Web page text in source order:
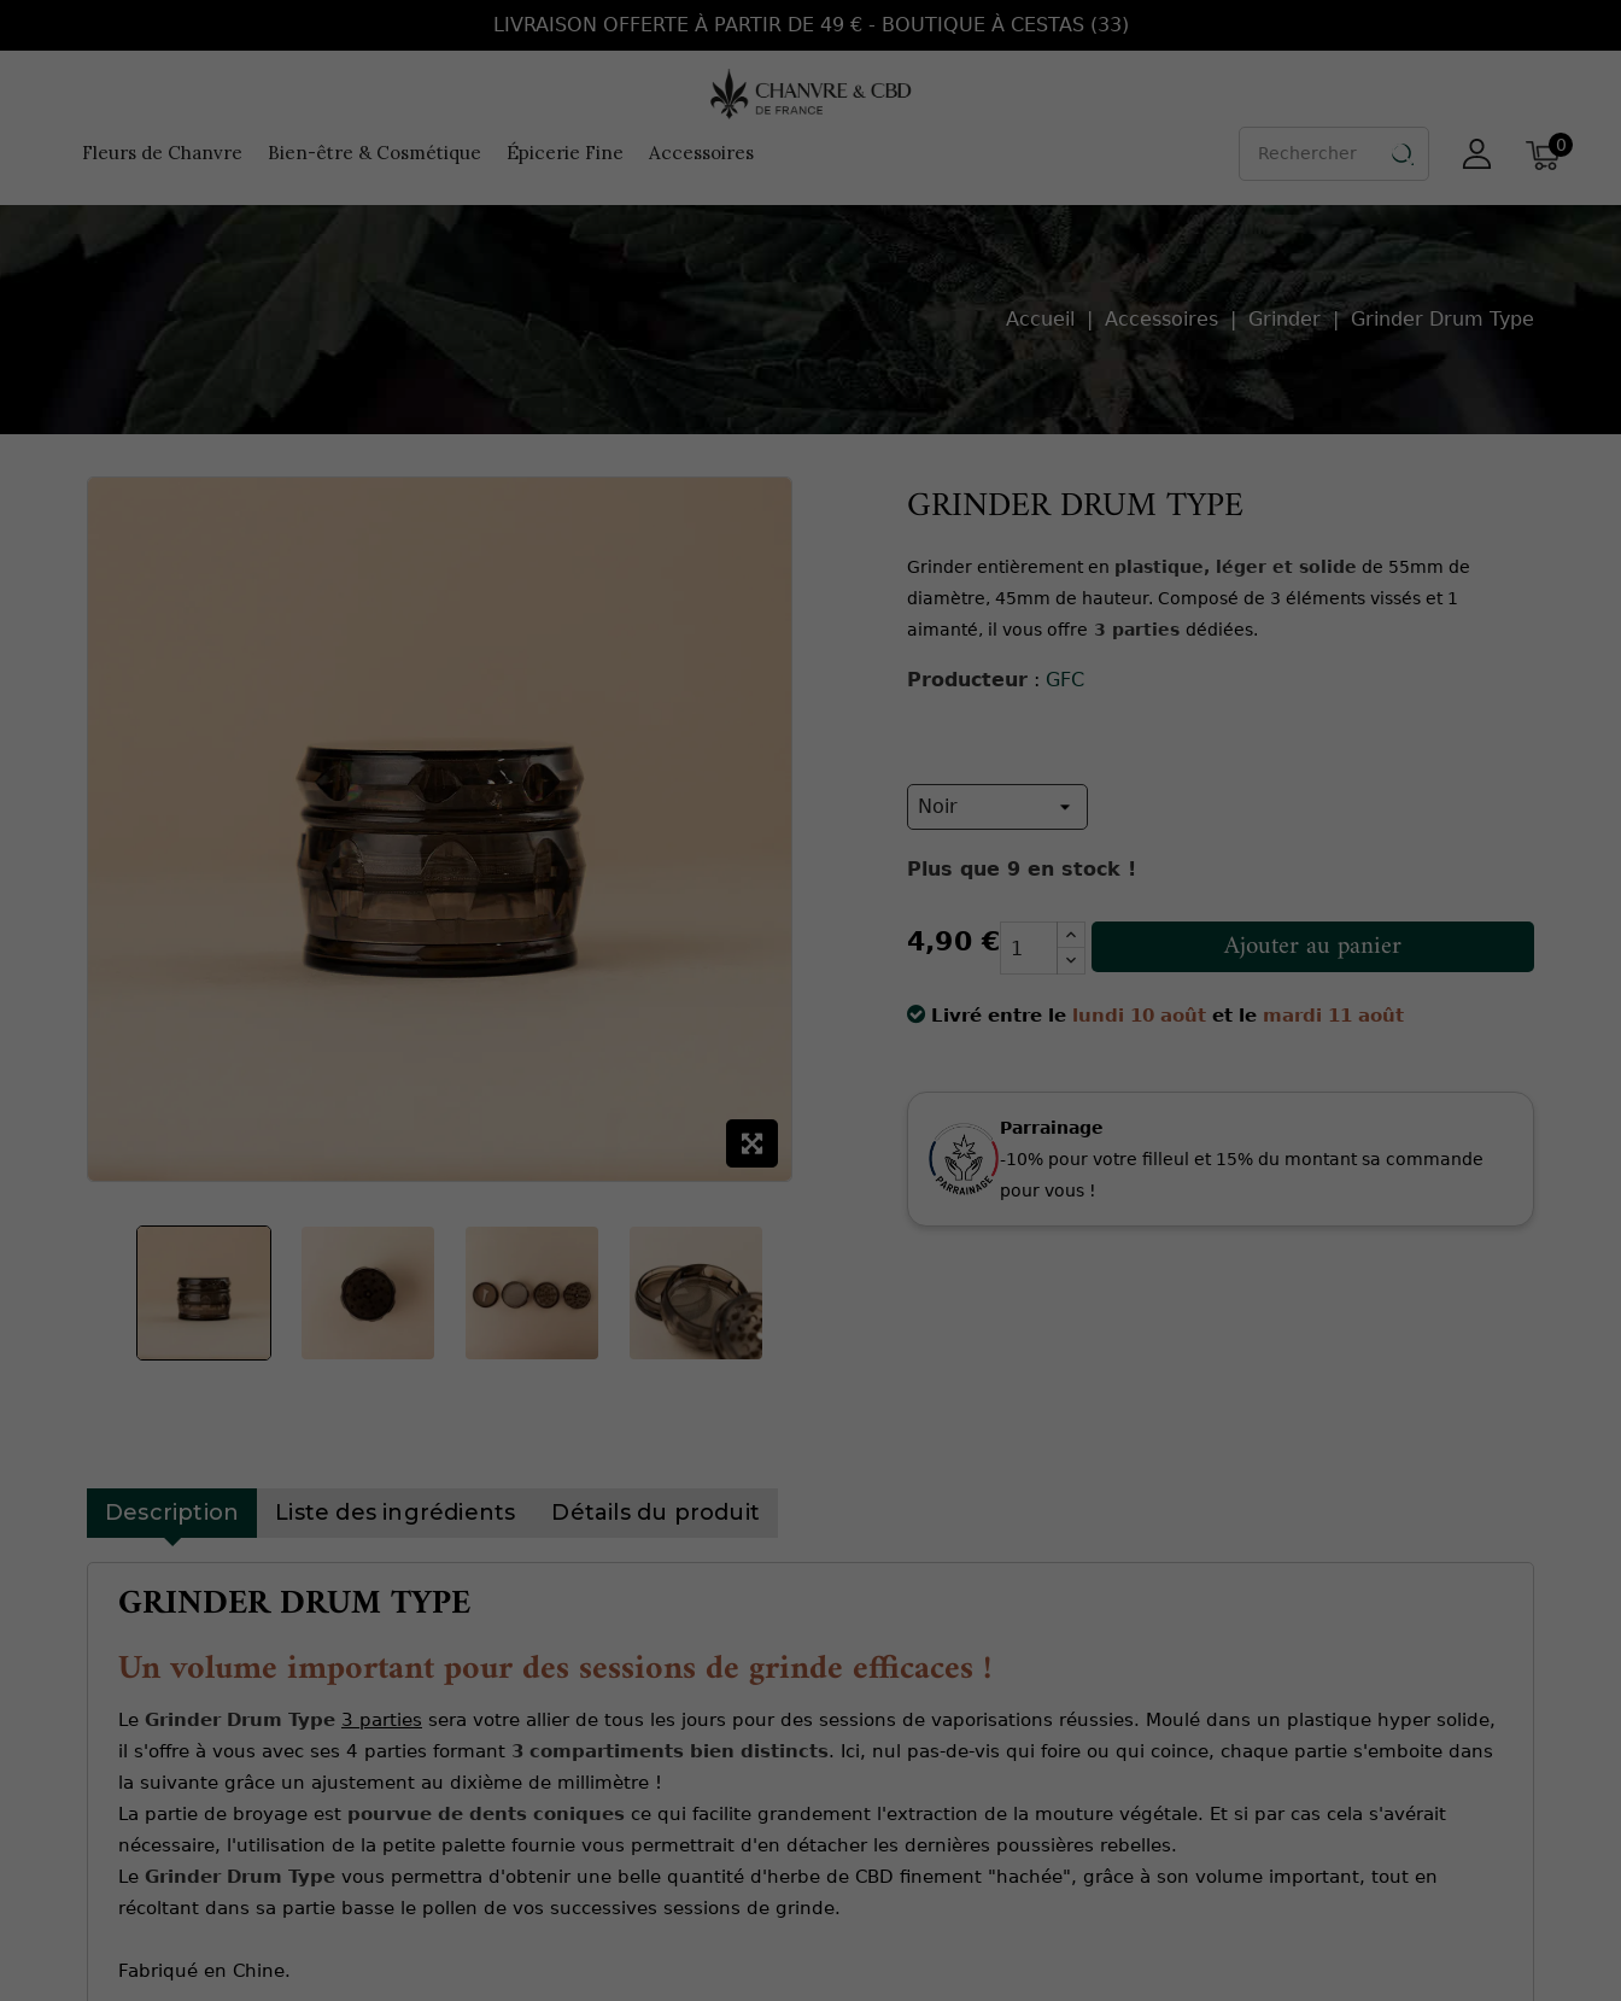
LIVRAISON OFFERTE À PARTIR DE 49 € - BOUTIQUE À CESTAS (33)
Fleurs de Chanvre Bien-être & Cosmétique Épicerie Fine Accessoires  0
Accueil Accessoires Grinder Grinder Drum Type
GRINDER DRUM TYPE
Grinder entièrement en plastique, léger et solide de 55mm de
diamètre, 45mm de hauteur. Composé de 3 éléments vissés et 1
aimanté, il vous offre 3 parties dédiées.
Producteur : GFC
Plus que 9 en stock !
4,90 € Ajouter au panier
Livré entre le lundi 10 août et le mardi 11 août
Parrainage
-10% pour votre filleul et 15% du montant sa commande
pour vous !
Description Liste des ingrédients Détails du produit
GRINDER DRUM TYPE
Un volume important pour des sessions de grinde efficaces !
Le Grinder Drum Type 3 parties sera votre allier de tous les jours pour des sessions de vaporisations réussies. Moulé dans un plastique hyper solide,
il s'offre à vous avec ses 4 parties formant 3 compartiments bien distincts. Ici, nul pas-de-vis qui foire ou qui coince, chaque partie s'emboite dans
la suivante grâce un ajustement au dixième de millimètre !
La partie de broyage est pourvue de dents coniques ce qui facilite grandement l'extraction de la mouture végétale. Et si par cas cela s'avérait
nécessaire, l'utilisation de la petite palette fournie vous permettrait d'en détacher les dernières poussières rebelles.
Le Grinder Drum Type vous permettra d'obtenir une belle quantité d'herbe de CBD finement "hachée", grâce à son volume important, tout en
récoltant dans sa partie basse le pollen de vos successives sessions de grinde.
Fabriqué en Chine.